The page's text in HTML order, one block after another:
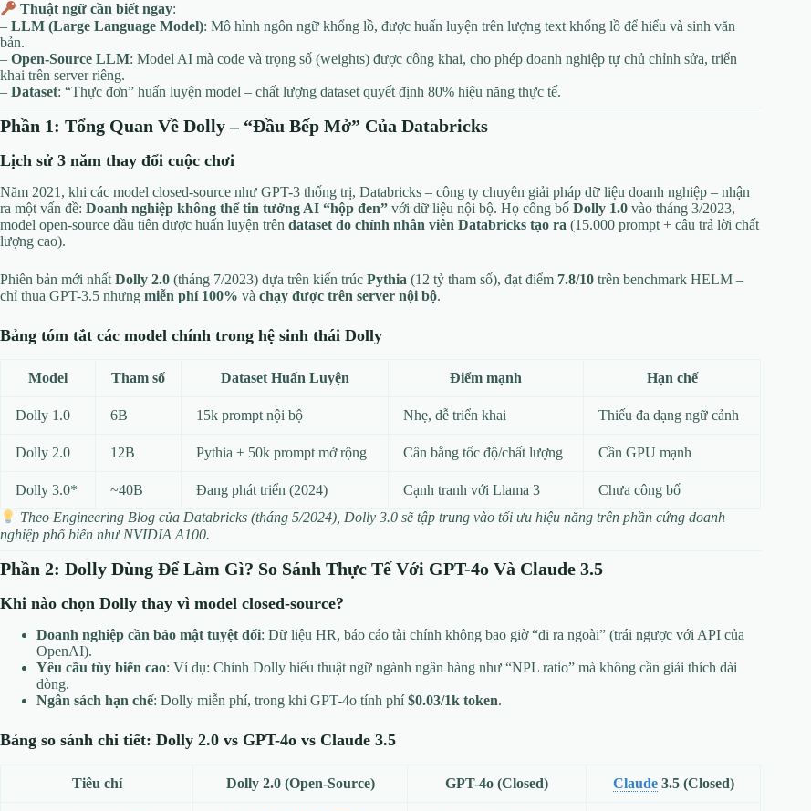
Thuật ngữ cần biết ngay:
– LLM (Large Language Model): Mô hình ngôn ngữ khổng lồ, được huấn luyện trên lượng text khổng lồ để hiểu và sinh văn
bản.
– Open-Source LLM: Model AI mà code và trọng số (weights) được công khai, cho phép doanh nghiệp tự chủ chỉnh sửa, triển
khai trên server riêng.
– Dataset: “Thực đơn” huấn luyện model – chất lượng dataset quyết định 80% hiệu năng thực tế.
Phần 1: Tổng Quan Về Dolly – “Đầu Bếp Mở” Của Databricks
Lịch sử 3 năm thay đổi cuộc chơi
Năm 2021, khi các model closed-source như GPT-3 thống trị, Databricks – công ty chuyên giải pháp dữ liệu doanh nghiệp – nhận
ra một vấn đề: Doanh nghiệp không thể tin tưởng AI “hộp đen” với dữ liệu nội bộ. Họ công bố Dolly 1.0 vào tháng 3/2023,
model open-source đầu tiên được huấn luyện trên dataset do chính nhân viên Databricks tạo ra (15.000 prompt + câu trả lời chất
lượng cao).
Phiên bản mới nhất Dolly 2.0 (tháng 7/2023) dựa trên kiến trúc Pythia (12 tỷ tham số), đạt điểm 7.8/10 trên benchmark HELM –
chỉ thua GPT-3.5 nhưng miễn phí 100% và chạy được trên server nội bộ.
Bảng tóm tắt các model chính trong hệ sinh thái Dolly
Model Tham số Dataset Huấn Luyện Điểm mạnh Hạn chế
Dolly 1.0 6B 15k prompt nội bộ Nhẹ, dễ triển khai Thiếu đa dạng ngữ cảnh
Dolly 2.0 12B Pythia + 50k prompt mở rộng Cân bằng tốc độ/chất lượng Cần GPU mạnh
Dolly 3.0* ~40B Đang phát triển (2024) Cạnh tranh với Llama 3
Chưa công bố
Theo Engineering Blog của Databricks (tháng 5/2024), Dolly 3.0 sẽ tập trung vào tối ưu hiệu năng trên phần cứng doanh
nghiệp phổ biến như NVIDIA A100.
Phần 2: Dolly Dùng Để Làm Gì? So Sánh Thực Tế Với GPT-4o Và Claude 3.5
Khi nào chọn Dolly thay vì model closed-source?
Doanh nghiệp cần bảo mật tuyệt đối: Dữ liệu HR, báo cáo tài chính không bao giờ “đi ra ngoài” (trái ngược với API của
OpenAI).
Yêu cầu tùy biến cao: Ví dụ: Chỉnh Dolly hiểu thuật ngữ ngành ngân hàng như “NPL ratio” mà không cần giải thích dài
dòng.
Ngân sách hạn chế: Dolly miễn phí, trong khi GPT-4o tính phí$0.03/1k token.
Bảng so sánh chi tiết: Dolly 2.0 vs GPT-4o vs Claude 3.5
Tiêu chí Dolly 2.0 (Open-Source) GPT-4o (Closed) Claude3.5 (Closed)